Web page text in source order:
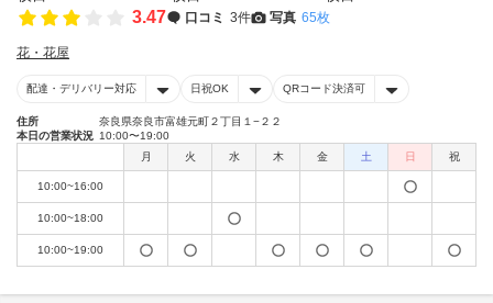
3.47 口コミ 3件 写真 65枚
花・花屋
配達・デリバリー対応 日祝OK QRコード決済可
住所
奈良県奈良市富雄元町２丁目１−２２
本日の営業状況 10:00〜19:00
月
火 水 木 金 土 日 祝
10:00~16:00
10:00~18:00
10:00~19:00